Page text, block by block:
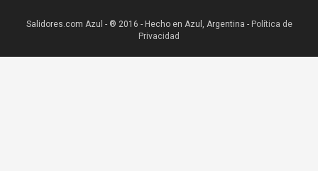
Salidores.com Azul - ® 2016 - Hecho en Azul, Argentina - Política de
Privacidad